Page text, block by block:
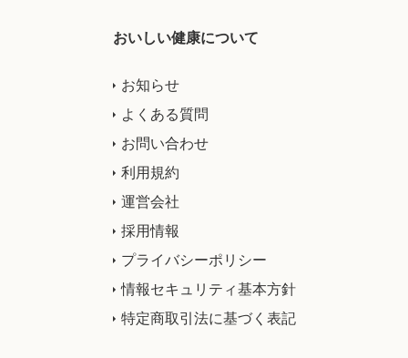
おいしい健康について
お知らせ
よくある質問
お問い合わせ
利用規約
運営会社
採用情報
プライバシーポリシー
情報セキュリティ基本方針
特定商取引法に基づく表記